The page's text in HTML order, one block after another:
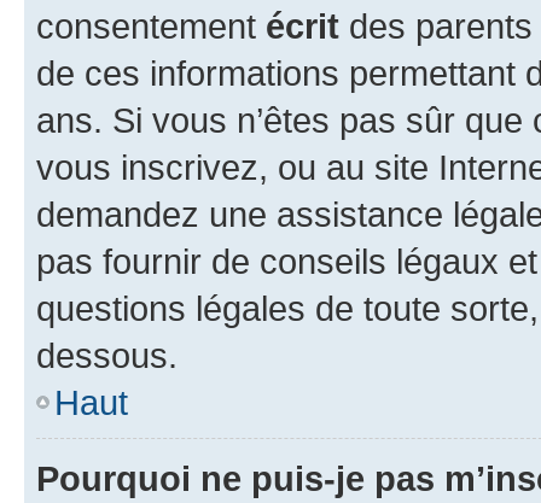
consentement écrit des parents
de ces informations permettant
ans. Si vous n’êtes pas sûr
vous inscrivez, ou au site
demandez une assistance
pas fournir de conseils légaux
questions légales de toute
dessous.
Haut
Pourquoi ne puis-je pas